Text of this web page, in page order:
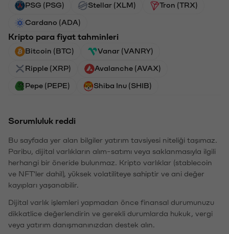
PSG (PSG) Stellar (XLM) Tron (TRX)
Cardano (ADA)
Kripto para fiyat tahminleri
Bitcoin (BTC) Vanar (VANRY)
Ripple (XRP) Avalanche (AVAX)
Pepe (PEPE) Shiba Inu (SHIB)
Sorumluluk reddi
Bu sayfada yer alan bilgiler yatırım tavsiyesi niteliği taşımaz.
Paribu, dijital varlıkların alım-satımı veya saklanmasıyla ilgili
herhangi bir öneride bulunmaz. Kripto varlıklar (stablecoin
ve NFT'ler dahil), yüksek volatiliteye sahiptir ve ani değer
kayıpları yaşanabilir.
Dijital varlık işlemleri yapmadan önce finansal durumunuzu
dikkatlice değerlendirin ve gerekli durumlarda hukuk, vergi
veya yatırım danışmanınızdan destek alın.